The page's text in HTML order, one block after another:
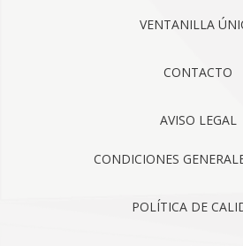
VENTANILLA
CONTACTO
AVISO LEGAL
CONDICIONES
POLÍTICA DE